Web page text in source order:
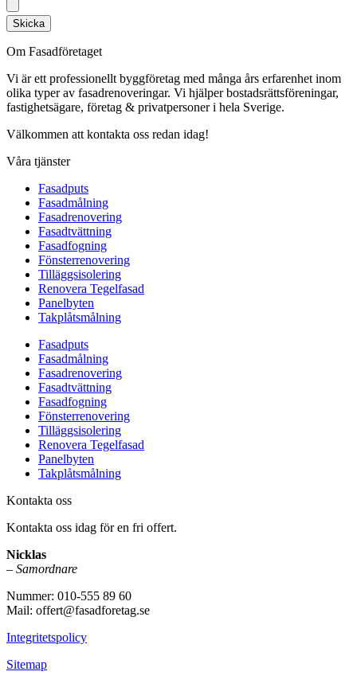
Skicka
Om Fasadföretaget
Vi är ett professionellt byggföretag med många års erfarenhet inom
olika typer av fasadrenoveringar. Vi hjälper bostadsrättsföreningar,
fastighetsägare, företag & privatpersoner i hela Sverige.
Välkommen att kontakta oss redan idag!
Våra tjänster
Fasadputs
Fasadmålning
Fasadrenovering
Fasadtvättning
Fasadfogning
Fönsterrenovering
Tilläggsisolering
Renovera Tegelfasad
Panelbyten
Takplåtsmålning
Fasadputs
Fasadmålning
Fasadrenovering
Fasadtvättning
Fasadfogning
Fönsterrenovering
Tilläggsisolering
Renovera Tegelfasad
Panelbyten
Takplåtsmålning
Kontakta oss
Kontakta oss idag för en fri offert.
Nicklas
– Samordnare
Nummer: 010-555 89 60
Mail: offert@fasadforetag.se
Integritetspolicy
Sitemap